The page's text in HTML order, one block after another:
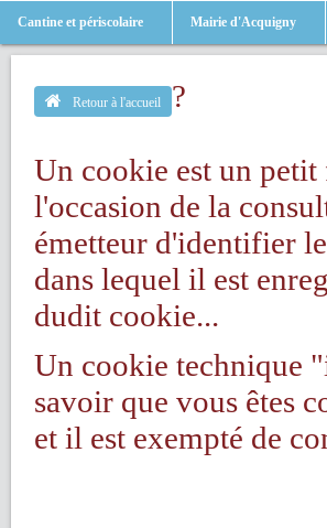
Cantine et périscolaire Mairie d'Acquigny
Retour à l'accueil ?
Un cookie est un
l'occasion de la
émetteur d'identifier
dans lequel il est
dudit cookie...
Un cookie technique
savoir que vous êtes
et il est exempté de